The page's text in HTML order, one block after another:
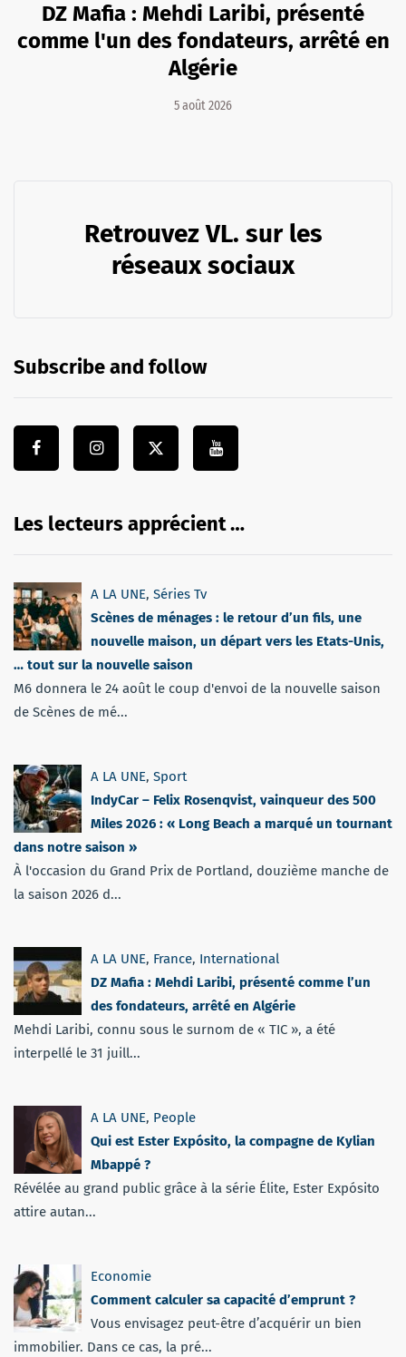
DZ Mafia : Mehdi Laribi, présenté
comme l'un des fondateurs, arrêté en
Algérie
5 août 2026
Retrouvez VL. sur les
réseaux sociaux
Subscribe and follow
Les lecteurs apprécient …
A LA UNE, Séries Tv
Scènes de ménages : le retour d’un fils, une
nouvelle maison, un départ vers les Etats-Unis,
… tout sur la nouvelle saison
M6 donnera le 24 août le coup d'envoi de la nouvelle saison
de Scènes de mé...
A LA UNE, Sport
IndyCar – Felix Rosenqvist, vainqueur des 500
Miles 2026 : « Long Beach a marqué un tournant
dans notre saison »
À l'occasion du Grand Prix de Portland, douzième manche de
la saison 2026 d...
A LA UNE, France, International
DZ Mafia : Mehdi Laribi, présenté comme l’un
des fondateurs, arrêté en Algérie
Mehdi Laribi, connu sous le surnom de « TIC », a été
interpellé le 31 juill...
A LA UNE, People
Qui est Ester Expósito, la compagne de Kylian
Mbappé ?
Révélée au grand public grâce à la série Élite, Ester Expósito
attire autan...
Economie
Comment calculer sa capacité d’emprunt ?
Vous envisagez peut-être d’acquérir un bien
immobilier. Dans ce cas, la pré...